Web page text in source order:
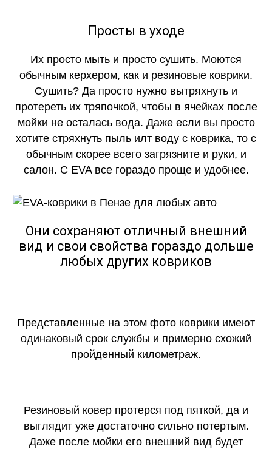
Просты в уходе
Их просто мыть и просто сушить. Моются
обычным керхером, как и резиновые коврики.
Сушить? Да просто нужно вытряхнуть и
протереть их тряпочкой, чтобы в ячейках после
мойки не осталась вода. Даже если вы просто
хотите стряхнуть пыль илт воду с коврика, то с
обычным скорее всего загрязните и руки, и
салон. С EVA все гораздо проще и удобнее.
Они сохраняют отличный внешний
вид и свои свойства гораздо дольше
любых других ковриков
Представленные на этом фото коврики имеют
одинаковый срок службы и примерно схожий
пройденный километраж.
Резиновый ковер протерся под пяткой, да и
выглядит уже достаточно сильно потертым.
Даже после мойки его внешний вид будет